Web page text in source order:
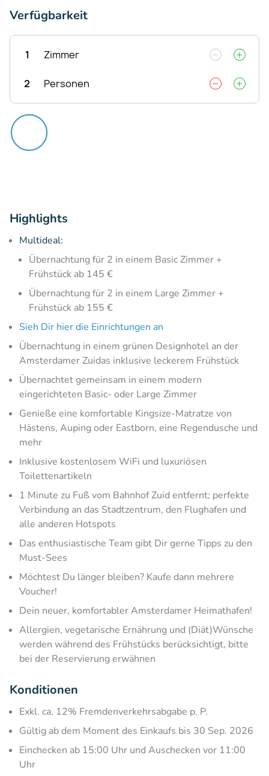
Verfügbarkeit
1 Zimmer
2 Personen
Highlights
Multideal:
Übernachtung für 2 in einem Basic Zimmer +
Frühstück ab 145 €
Übernachtung für 2 in einem Large Zimmer +
Frühstück ab 155 €
Sieh Dir hier die Einrichtungen an
Übernachtung in einem grünen Designhotel an der
Amsterdamer Zuidas inklusive leckerem Frühstück
Übernachtet gemeinsam in einem modern
eingerichteten Basic- oder Large Zimmer
Genieße eine komfortable Kingsize-Matratze von
Hästens, Auping oder Eastborn, eine Regendusche und
mehr
Inklusive kostenlosem WiFi und luxuriösen
Toilettenartikeln
1 Minute zu Fuß vom Bahnhof Zuid entfernt; perfekte
Verbindung an das Stadtzentrum, den Flughafen und
alle anderen Hotspots​
Das enthusiastische Team gibt Dir gerne Tipps zu den
Must-Sees
Möchtest Du länger bleiben? Kaufe dann mehrere
Voucher!
Dein neuer, komfortabler Amsterdamer Heimathafen!
Allergien, vegetarische Ernährung und (Diät)Wünsche
werden während des Frühstücks berücksichtigt, bitte
bei der Reservierung erwähnen
Konditionen
Exkl. ca. 12% Fremdenverkehrsabgabe p. P.
Gültig ab dem Moment des Einkaufs bis 30 Sep. 2026
Einchecken ab 15:00 Uhr und Auschecken vor 11:00
Uhr